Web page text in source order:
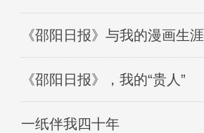
《邵阳日报》与我的漫画生涯
《邵阳日报》，我的“贵人”
一纸伴我四十年